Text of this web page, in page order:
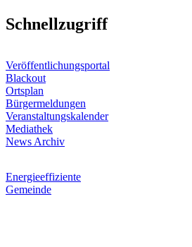
Schnellzugriff
Veröffentlichungsportal
Blackout
Ortsplan
Bürgermeldungen
Veranstaltungskalender
Mediathek
News Archiv
Energieeffiziente
Gemeinde